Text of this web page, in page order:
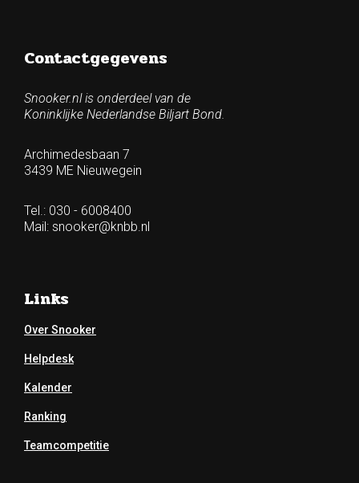
Contactgegevens
Snooker.nl is onderdeel van de
Koninklijke Nederlandse Biljart Bond.
Archimedesbaan 7
3439 ME Nieuwegein
Tel.: 030 - 6008400
Mail: snooker@knbb.nl
Links
Over Snooker
Helpdesk
Kalender
Ranking
Teamcompetitie